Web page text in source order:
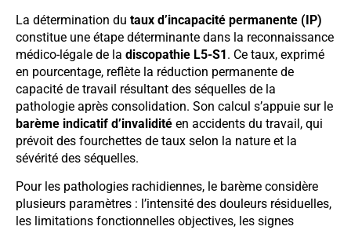
La détermination du taux d’incapacité permanente (IP)
constitue une étape déterminante dans la reconnaissance
médico-légale de la discopathie L5-S1. Ce taux, exprimé
en pourcentage, reflète la réduction permanente de
capacité de travail résultant des séquelles de la
pathologie après consolidation. Son calcul s’appuie sur le
barème indicatif d’invalidité en accidents du travail, qui
prévoit des fourchettes de taux selon la nature et la
sévérité des séquelles.
Pour les pathologies rachidiennes, le barème considère
plusieurs paramètres : l’intensité des douleurs résiduelles,
les limitations fonctionnelles objectives, les signes